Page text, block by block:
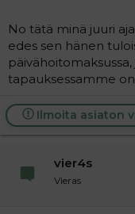
No tätä minä juuri
edes sen hänen
tapauksessamme
Ilmoita asiaton
vier4s
Vieras